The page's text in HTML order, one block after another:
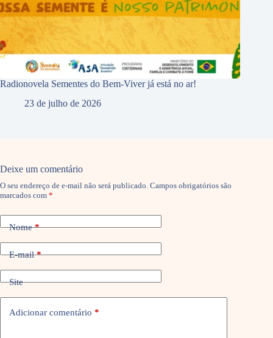
Radionovela Sementes do Bem-Viver já está no ar!
23 de julho de 2026
Deixe um comentário
O seu endereço de e-mail não será publicado. Campos obrigatórios são
marcados com *
Nome*
E-mail*
Site
Adicionar comentário *